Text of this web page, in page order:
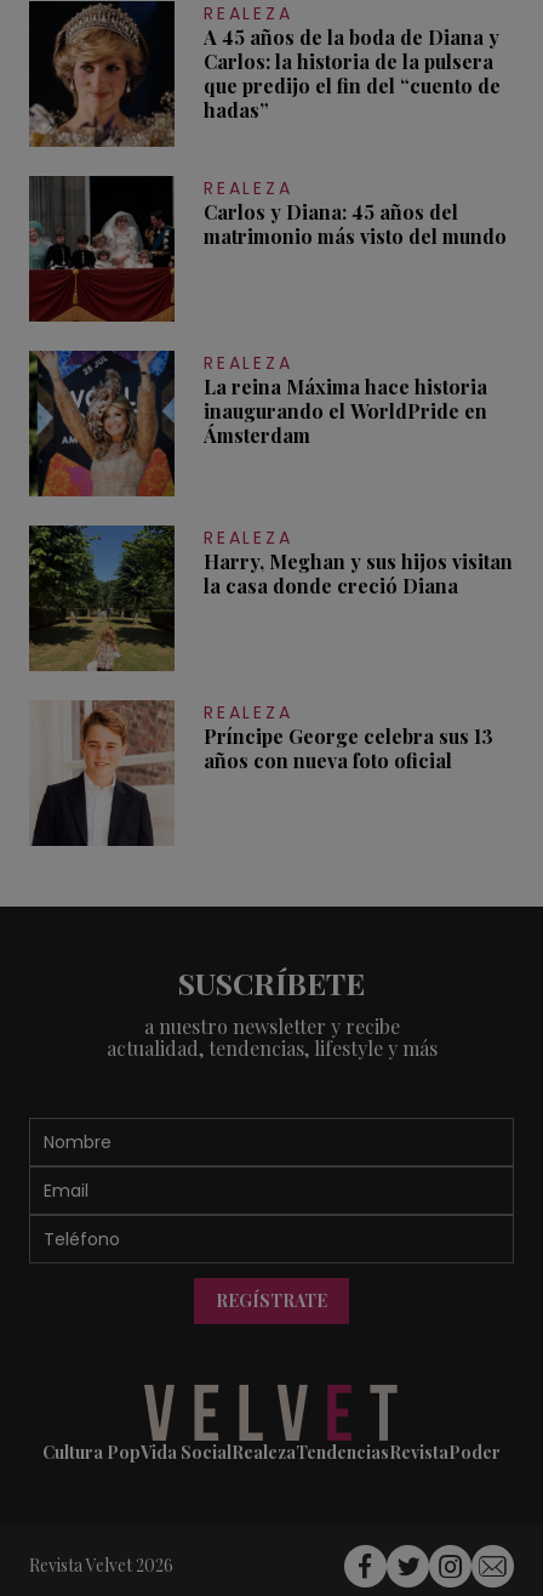
REALEZA
A 45 años de la boda de Diana y
Carlos: la historia de la pulsera
que predijo el fin del “cuento de
hadas”
REALEZA
Carlos y Diana: 45 años del
matrimonio más visto del mundo
REALEZA
La reina Máxima hace historia
inaugurando el WorldPride en
Ámsterdam
REALEZA
Harry, Meghan y sus hijos visitan
la casa donde creció Diana
REALEZA
Príncipe George celebra sus 13
años con nueva foto oficial
SUSCRÍBETE
a nuestro newsletter y recibe
actualidad, tendencias, lifestyle y más
REGÍSTRATE
Cultura PopVida SocialRealezaTendenciasRevistaPoder
Revista Velvet 2026